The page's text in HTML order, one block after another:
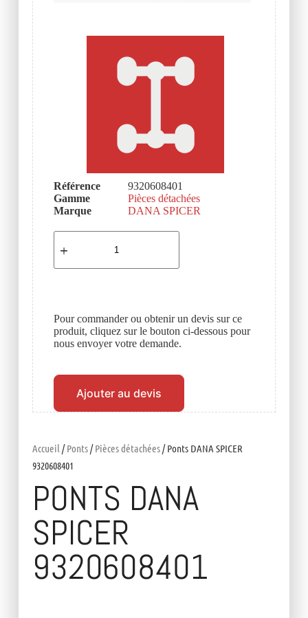
Accueil /Ponts/Pièces détachées/ Ponts DANA SPICER
9320608401
PONTS DANA
SPICER
9320608401
Référence
9320608401
Gamme
Pièces détachées
Marque
DANA SPICER
Pour commander ou obtenir un devis sur ce
produit, cliquez sur le bouton ci-dessous pour
nous envoyer votre demande.
Ajouter au devis